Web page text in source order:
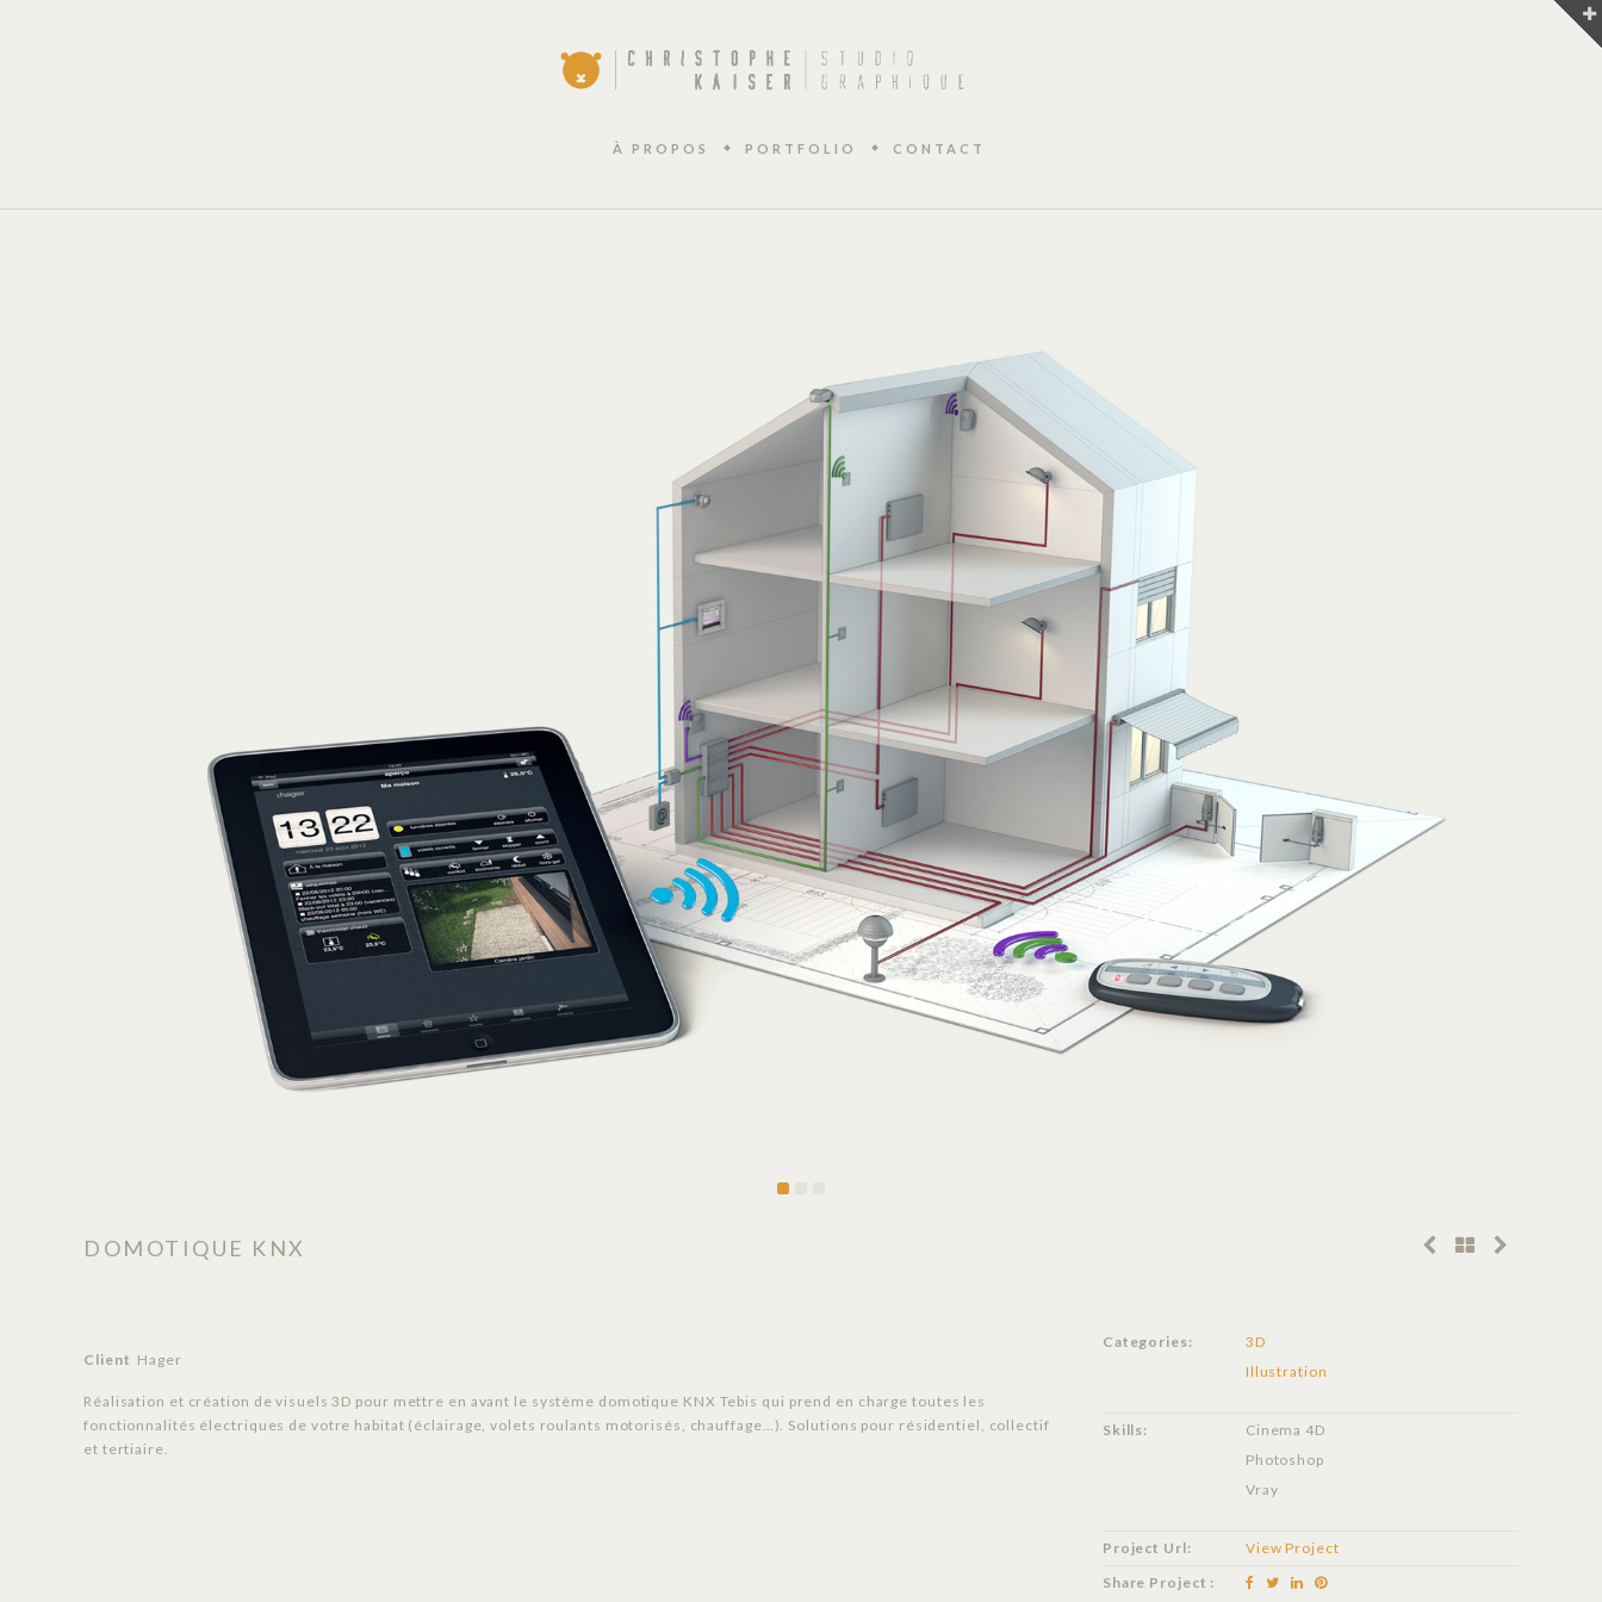
À PROPOS PORTFOLIO CONTACT
DOMOTIQUE KNX
Client Hager
Réalisation et création de visuels 3D pour mettre en avant le système domotique KNX Tebis qui prend en charge toutes les
fonctionnalités électriques de votre habitat (éclairage, volets roulants motorisés, chauffage…). Solutions pour résidentiel, collectif
et tertiaire.
Categories:
3D
Illustration
Skills:
Cinema 4D
Photoshop
Vray
Project Url:
View Project
Share Project :